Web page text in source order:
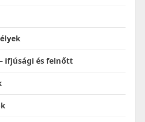
ifjúsági és felnőtt